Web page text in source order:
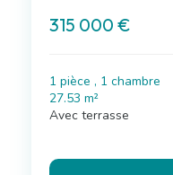
315 000 €
1 pièce , 1 chambre
27.53 m²
Avec terrasse